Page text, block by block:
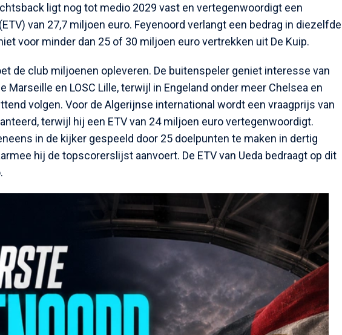
ligt nog tot medio 2029 vast en vertegenwoordigt een
van 27,7 miljoen euro. Feyenoord verlangt een bedrag in diezelfde
voor minder dan 25 of 30 miljoen euro vertrekken uit De Kuip.
de club miljoenen opleveren. De buitenspeler geniet interesse van
Marseille en LOSC Lille, terwijl in Engeland onder meer Chelsea en
volgen. Voor de Algerijnse international wordt een vraagprijs van
terwijl hij een ETV van 24 miljoen euro vertegenwoordigt.
in de kijker gespeeld door 25 doelpunten te maken in dertig
hij de topscorerslijst aanvoert. De ETV van Ueda bedraagt op dit